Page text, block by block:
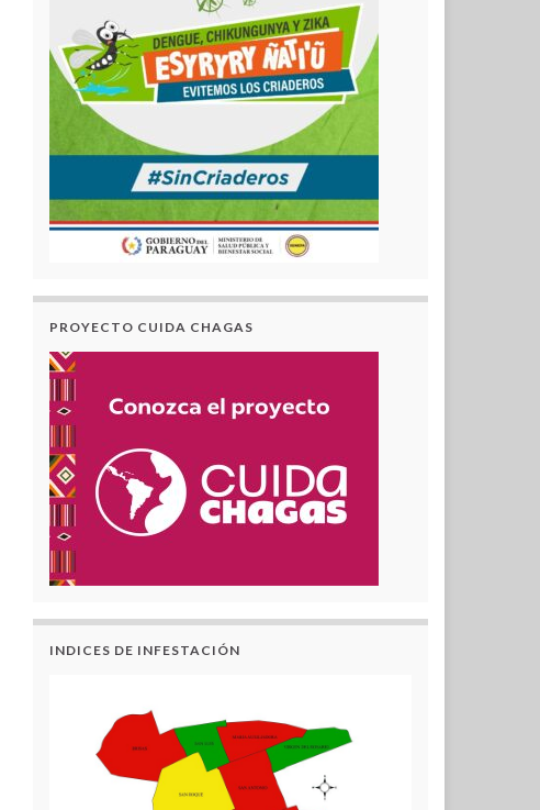
PROYECTO CUIDA CHAGAS
INDICES DE INFESTACIÓN